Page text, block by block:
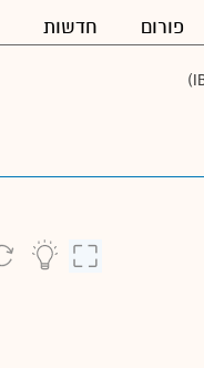
פורום חדשות